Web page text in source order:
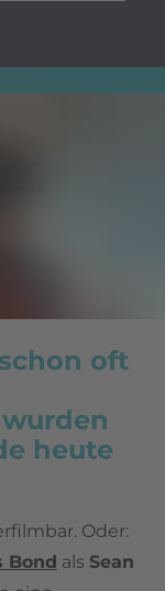
oft
heute
Oder:
Bond als Sean